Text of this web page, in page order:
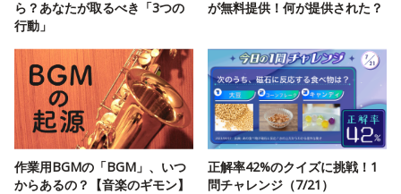
ら？あなたが取るべき「3つの
行動」
が無料提供！何が提供された？
作業用BGMの「BGM」、いつ
からあるの？【音楽のギモン】
正解率42%のクイズに挑戦！1
問チャレンジ（7/21）